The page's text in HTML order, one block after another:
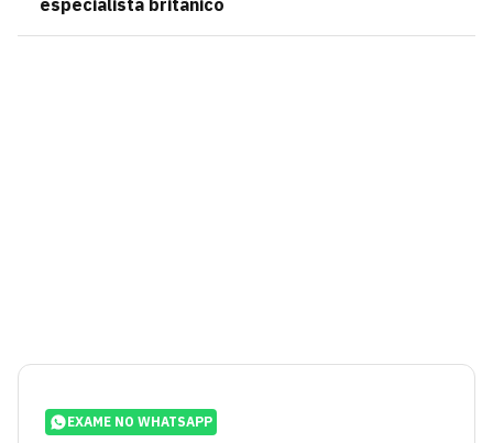
especialista britânico
EXAME NO WHATSAPP